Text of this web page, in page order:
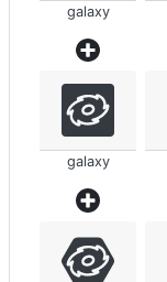
galaxy
galaxy